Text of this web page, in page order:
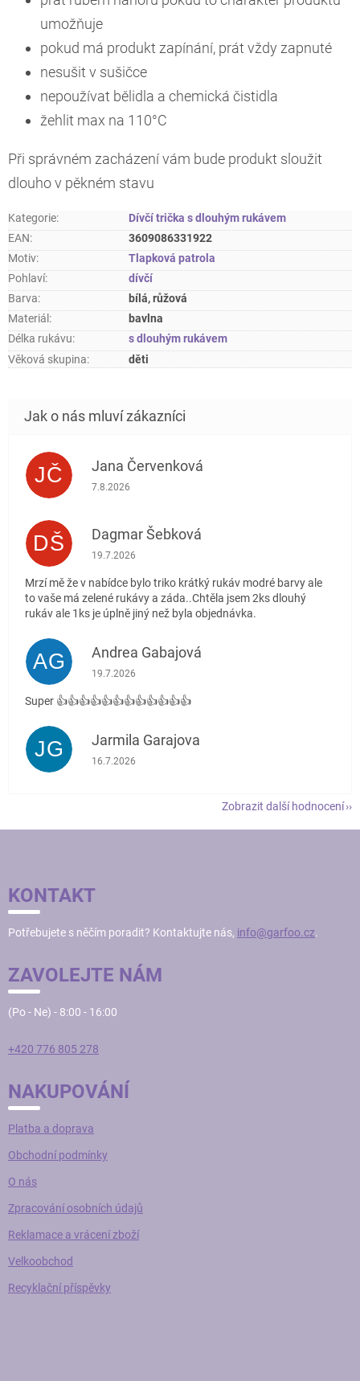
umožňuje
pokud má produkt zapínání, prát vždy zapnuté
nesušit v sušičce
nepoužívat bělidla a chemická čistidla
žehlit max na 110°C
Při správném zacházení vám bude produkt sloužit
dlouho v pěkném stavu
Kategorie:
Dívčí trička s dlouhým rukávem
EAN:
3609086331922
Motiv:
Tlapková patrola
Pohlaví:
dívčí
Barva:
bílá, růžová
Materiál :
bavlna
Délka rukávu:
s dlouhým rukávem
Věková skupina: děti
JČ Jana Červenková
Hodnocení obchodu je 5 z 5 hvězdiček.
7.8.2026
DŠ Dagmar Šebková
Hodnocení obchodu je 4 z 5 hvězdiček.
19.7.2026
Mrzí mě že v nabídce bylo triko krátký rukáv modré barvy ale
to vaše má zelené rukávy a záda..Chtěla jsem 2ks dlouhý
rukáv ale 1ks je úplně jiný než byla objednávka.
AG Andrea Gabajová
Hodnocení obchodu je 5 z 5 hvězdiček.
19.7.2026
Super 👍👍👍👍👍👍👍👍👍👍👍👍
JG Jarmila Garajova
Hodnocení obchodu je 5 z 5 hvězdiček.
16.7.2026
Zobrazit další hodnocení
A
T
KONTAKT
Potřebujete s něčím poradit? Kontaktujte nás, info@garfoo.cz.
ZAVOLEJTE NÁM
(Po - Ne) - 8:00 - 16:00
+420 776 805 278
NAKUPOVÁNÍ
Platba a doprava
Obchodní podmínky
O nás
Zpracování osobních údajů
Reklamace a vrácení zboží
Velkoobchod
Recyklační příspěvky